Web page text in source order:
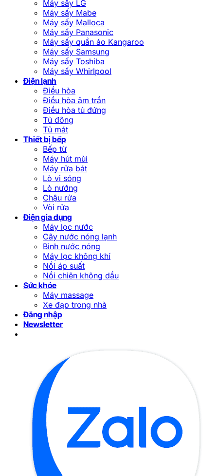
Máy sấy LG
Máy sấy Mabe
Máy sấy Malloca
Máy sấy Panasonic
Máy sấy quần áo Kangaroo
Máy sấy Samsung
Máy sấy Toshiba
Máy sấy Whirlpool
Điện lạnh
Điều hòa
Điều hòa âm trần
Điều hòa tủ đứng
Tủ đông
Tủ mát
Thiết bị bếp
Bếp từ
Máy hút mùi
Máy rửa bát
Lò vi sóng
Lò nướng
Chậu rửa
Vòi rửa
Điện gia dụng
Máy lọc nước
Cây nước nóng lạnh
Bình nước nóng
Máy lọc không khí
Nồi áp suất
Nồi chiên không dầu
Sức khỏe
Máy massage
Xe đạp trong nhà
Đăng nhập
Newsletter